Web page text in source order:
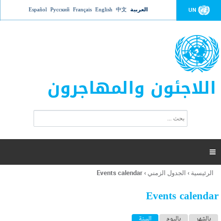
Jump to navigation UN العربية 中文
English
Français
Русский
Español
اللاجئون والمهاجرون
ت
ر
ل
ح
ب

أنت
هنا
الرئيسية › الجدول الزمني ›
Events calendar
Events calendar